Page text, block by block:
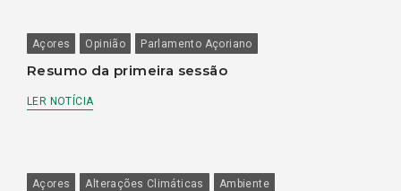
Açores Opinião Parlamento Açoriano
Resumo da primeira sessão
LER NOTÍCIA
Açores Alterações Climáticas Ambiente